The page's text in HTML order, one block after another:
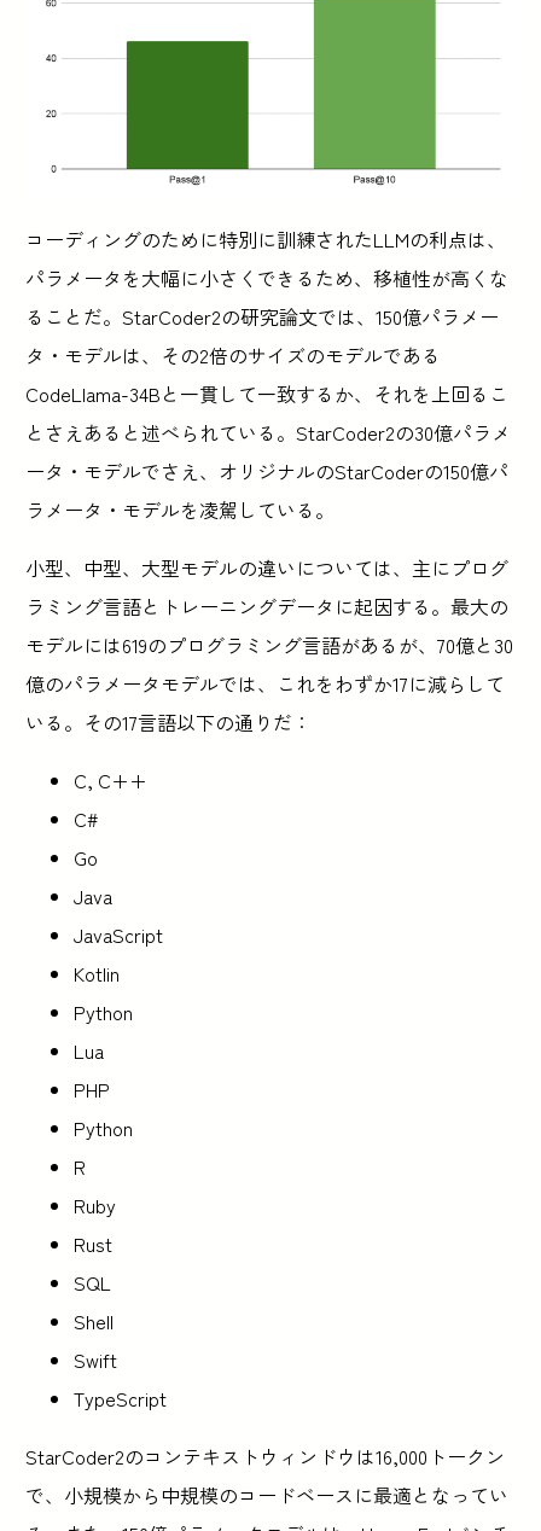
コーディングのために特別に訓練されたLLMの利点は、
パラメータを大幅に小さくできるため、移植性が高くな
ることだ。StarCoder2の研究論文では、150億パラメー
タ・モデルは、その2倍のサイズのモデルである
CodeLlama-34Bと一貫して一致するか、それを上回るこ
とさえあると述べられている。StarCoder2の30億パラメ
ータ・モデルでさえ、オリジナルのStarCoderの150億パ
ラメータ・モデルを凌駕している。
小型、中型、大型モデルの違いについては、主にプログ
ラミング言語とトレーニングデータに起因する。最大の
モデルには619のプログラミング言語があるが、70億と30
億のパラメータモデルでは、これをわずか17に減らして
いる。その17言語以下の通りだ：
C, C++
C#
Go
Java
JavaScript
Kotlin
Python
Lua
PHP
Python
R
Ruby
Rust
SQL
Shell
Swift
TypeScript
StarCoder2のコンテキストウィンドウは16,000トークン
で、小規模から中規模のコードベースに最適となってい